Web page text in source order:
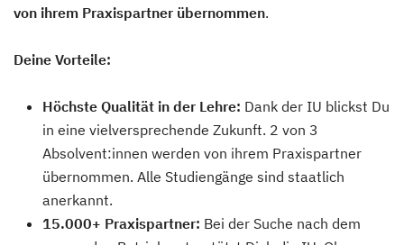
von ihrem Praxispartner übernommen.
Deine Vorteile:
Höchste Qualität in der Lehre: Dank der IU blickst Du
in eine vielversprechende Zukunft. 2 von 3
Absolvent:innen werden von ihrem Praxispartner
übernommen. Alle Studiengänge sind staatlich
anerkannt.
15.000+ Praxispartner: Bei der Suche nach dem